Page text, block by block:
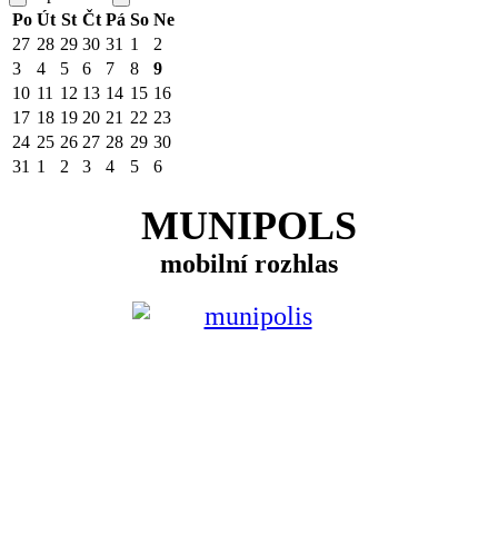
Po Út St Čt Pá So Ne
27 28 29 30 31 1
2
3
4 5 6 7 8
9
10 11 12 13 14 15 16
17 18 19 20 21 22 23
24 25 26 27 28 29 30
31 1 2 3 4 5 6
MUNIPOLS
mobilní rozhlas